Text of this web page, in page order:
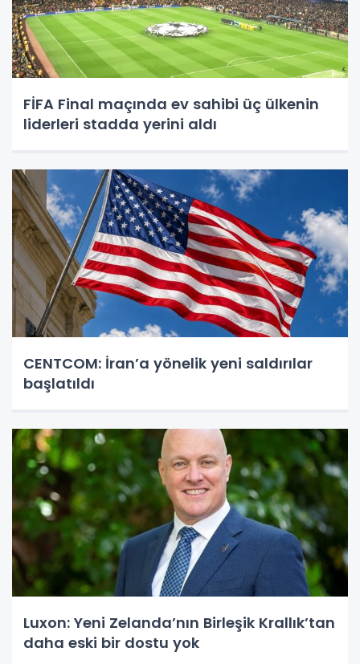
FİFA Final maçında ev sahibi üç ülkenin
liderleri stadda yerini aldı
CENTCOM: İran’a yönelik yeni saldırılar
başlatıldı
Luxon: Yeni Zelanda’nın Birleşik Krallık’tan
daha eski bir dostu yok